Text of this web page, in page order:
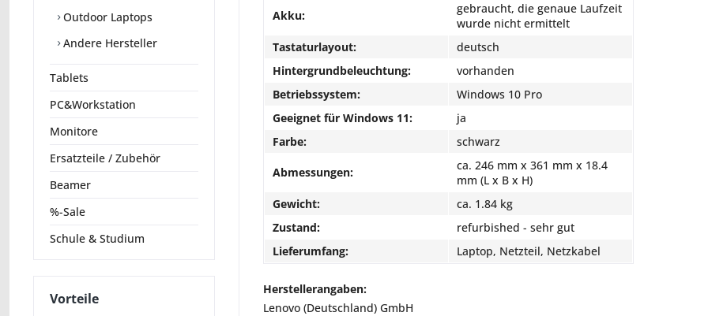
Outdoor Laptops
Andere Hersteller
Tablets
PC&Workstation
Monitore
Ersatzteile / Zubehör
Beamer
%-Sale
Schule & Studium
Vorteile
Akku:
gebraucht, die genaue Laufzeit
wurde nicht ermittelt
Tastaturlayout:
deutsch
Hintergrundbeleuchtung:
vorhanden
Betriebssystem:
Windows 10 Pro
Geeignet für Windows 11:
ja
Farbe:
schwarz
Abmessungen:
ca. 246 mm x 361 mm x 18.4
mm (L x B x H)
Gewicht:
ca. 1.84 kg
Zustand:
refurbished - sehr gut
Lieferumfang:
Laptop, Netzteil, Netzkabel
Herstellerangaben:
Lenovo (Deutschland) GmbH